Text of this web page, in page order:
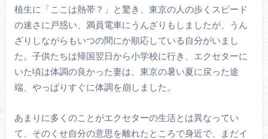
植生に「ここは熱帯？」と驚き、東京の人の歩くスピード
の速さに戸惑い、満員電車にうんざりもしましたが、うん
ざりしながらもいつの間にか順応している自分がいまし
た。子供たちは帰国翌日から小学校に行き、エクセターに
いた頃は体調の良かった妻は、東京の暑い夏に戻った途
端、やっぱりすぐに体調を崩しました。
あまりに多くのことがエクセターの生活とは異なってい
て、そのくせ自分の意思を離れたところで身近で、まだイ